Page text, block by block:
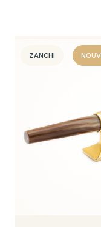
ZANCHI